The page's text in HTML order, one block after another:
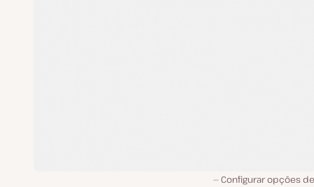
Configurar opções